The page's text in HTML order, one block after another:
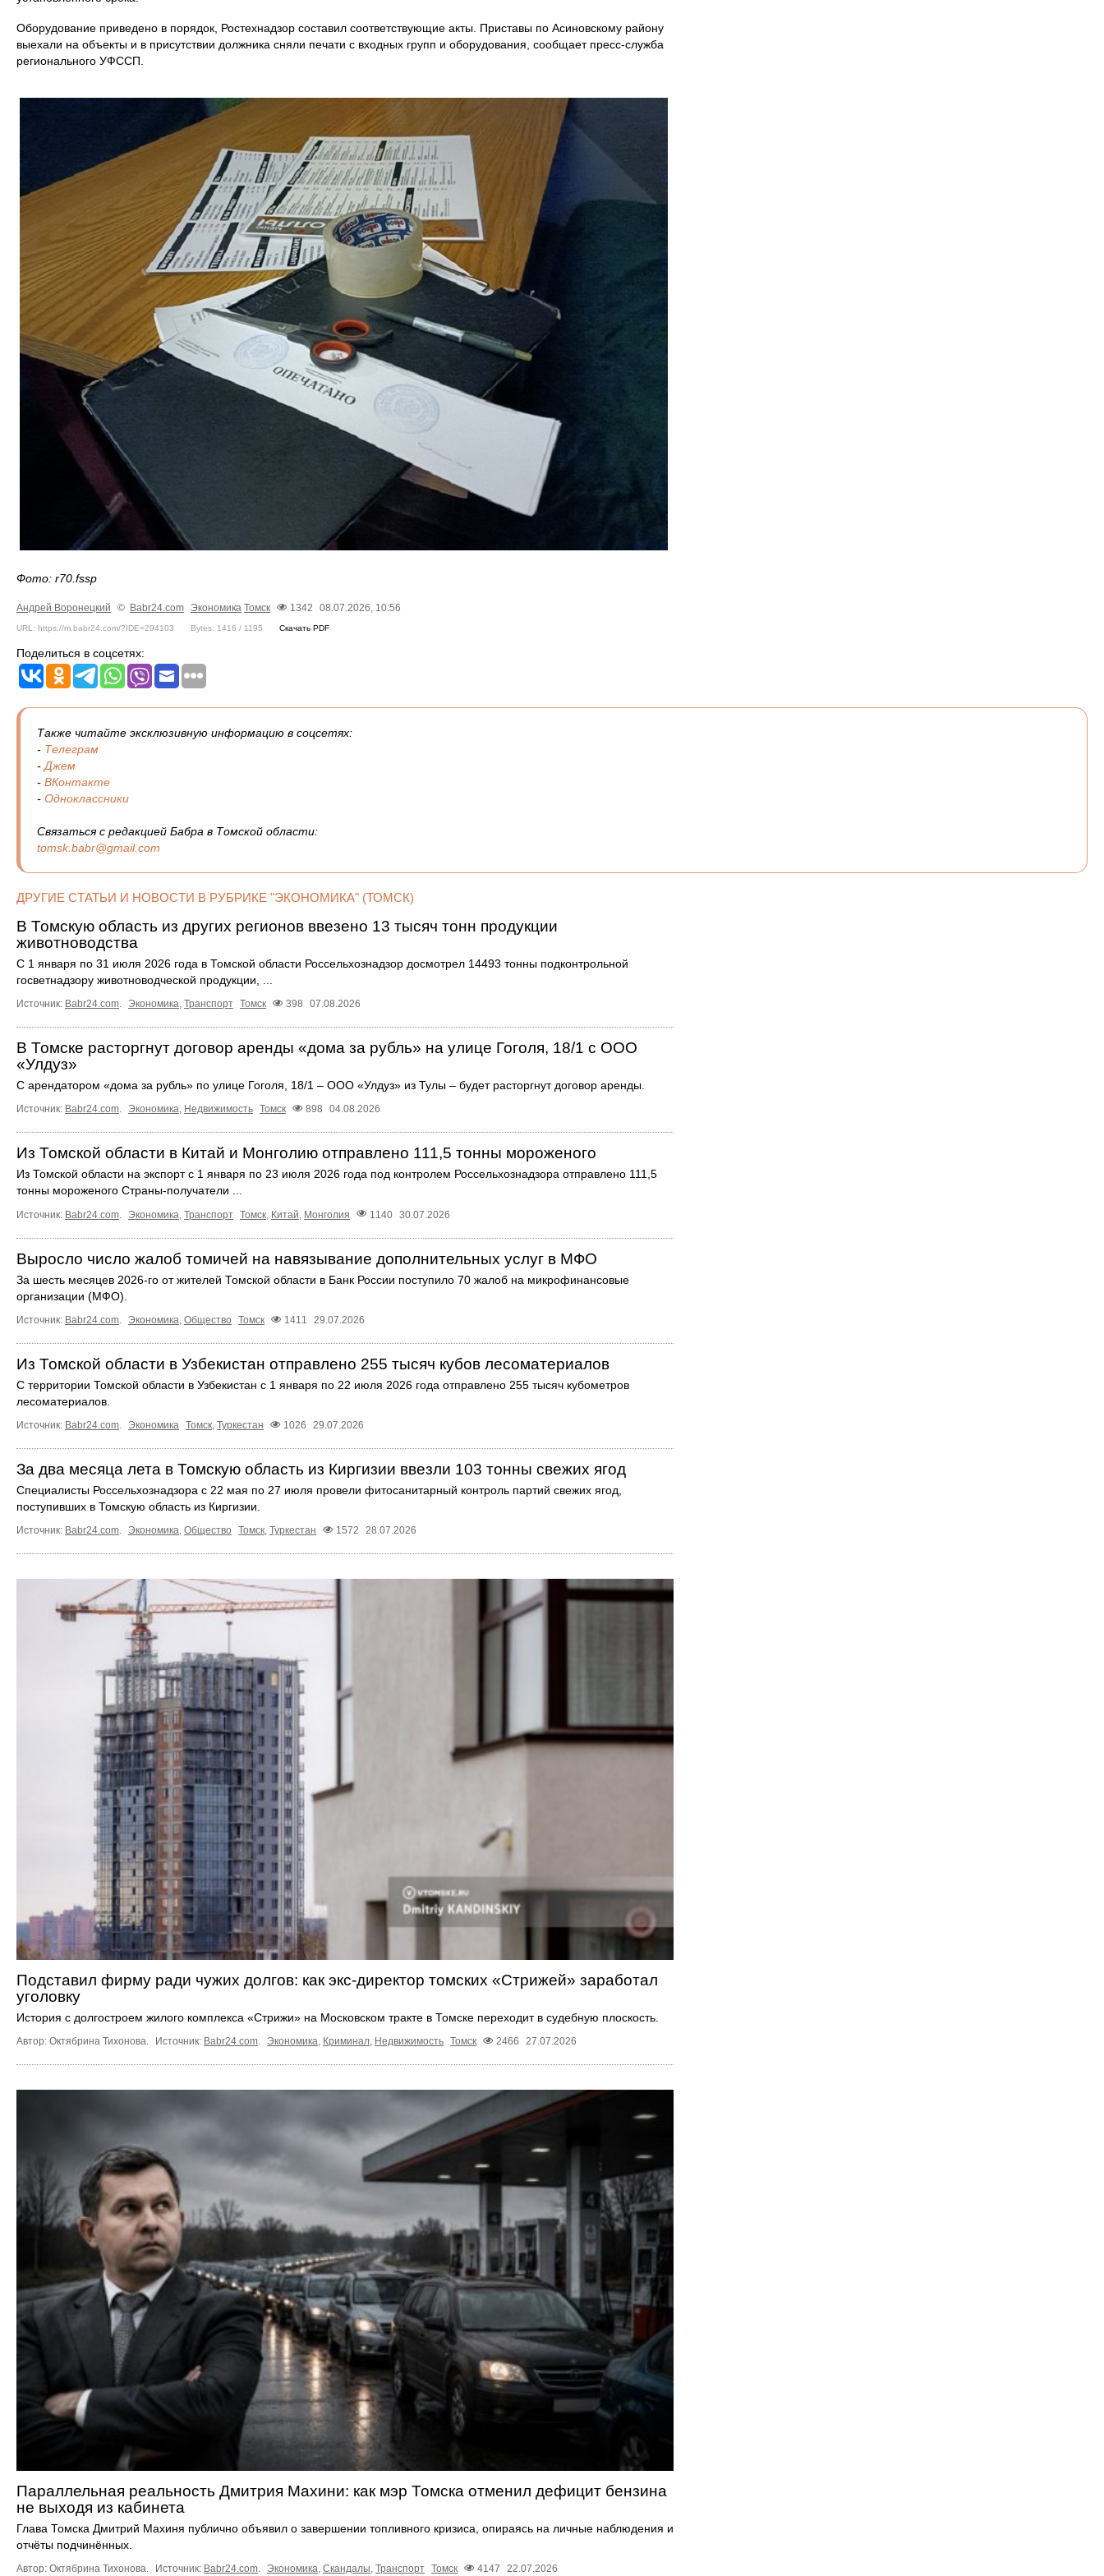
Оборудование приведено в порядок, Ростехнадзор составил соответствующие акты. Приставы по Асиновскому району
выехали на объекты и в присутствии должника сняли печати с входных групп и оборудования, сообщает пресс-служба
регионального УФССП.
Фото: r70.fssp
Андрей Воронецкий © Babr24.com Экономика Томск 1342 08.07.2026, 10:56
URL: https://m.babr24.com/?IDE=294103 Bytes: 1416 / 1195 Скачать PDF
Поделиться в соцсетях:
Также читайте эксклюзивную информацию в соцсетях:
- Телеграм
-Джем
- ВКонтакте
- Одноклассники
Связаться с редакцией Бабра в Томской области:
tomsk.babr@gmail.com
ДРУГИЕ СТАТЬИ И НОВОСТИ В РУБРИКЕ "ЭКОНОМИКА" (ТОМСК)
В Томскую область из других регионов ввезено 13 тысяч тонн продукции
животноводства
С 1 января по 31 июля 2026 года в Томской области Россельхознадзор досмотрел 14493 тонны подконтрольной
госветнадзору животноводческой продукции, ...
Источник: Babr24.com. Экономика, Транспорт Томск 398 07.08.2026
В Томске расторгнут договор аренды «дома за рубль» на улице Гоголя, 18/1 с ООО
«Улдуз»
С арендатором «дома за рубль» по улице Гоголя, 18/1 – ООО «Улдуз» из Тулы – будет расторгнут договор аренды.
Источник: Babr24.com. Экономика, Недвижимость Томск 898 04.08.2026
Из Томской области в Китай и Монголию отправлено 111,5 тонны мороженого
Из Томской области на экспорт с 1 января по 23 июля 2026 года под контролем Россельхознадзора отправлено 111,5
тонны мороженого Страны-получатели ...
Источник: Babr24.com Экономика Транспорт Томск Китай Монголия 1140 30.07.2026
Выросло число жалоб томичей на навязывание дополнительных услуг в МФО
За шесть месяцев 2026-го от жителей Томской области в Банк России поступило 70 жалоб на микрофинансовые
организации (МФО).
Источник: Babr24.com Экономика Общество Томск 1411 29.07.2026
Из Томской области в Узбекистан отправлено 255 тысяч кубов лесоматериалов
С территории Томской области в Узбекистан с 1 января по 22 июля 2026 года отправлено 255 тысяч кубометров
лесоматериалов.
Источник: Babr24.com Экономика Томск Туркестан 1026 29.07.2026
За два месяца лета в Томскую область из Киргизии ввезли 103 тонны свежих ягод
Специалисты Россельхознадзора с 22 мая по 27 июля провели фитосанитарный контроль партий свежих ягод,
поступивших в Томскую область из Киргизии.
Источник: Babr24.com. Экономика, Общество Томск, Туркестан 1572 28.07.2026
Подставил фирму ради чужих долгов: как экс-директор томских «Стрижей» заработал
уголовку
История с долгостроем жилого комплекса «Стрижи» на Московском тракте в Томске переходит в судебную плоскость.
Автор: Октябрина Тихонова. Источник: Babr24.com. Экономика, Криминал, Недвижимость Томск 2466 27.07.2026
Параллельная реальность Дмитрия Махини: как мэр Томска отменил дефицит бензина
не выходя из кабинета
Глава Томска Дмитрий Махиня публично объявил о завершении топливного кризиса, опираясь на личные наблюдения и
отчёты подчинённых.
Автор: Октябрина Тихонова. Источник: Babr24.com. Экономика, Скандалы, Транспорт Томск 4147 22.07.2026